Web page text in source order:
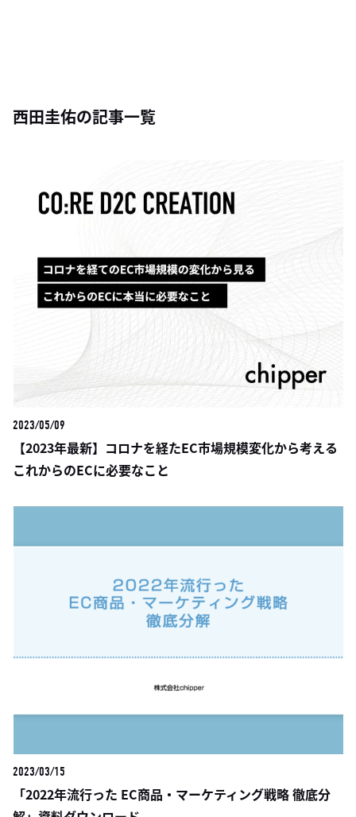
西田圭佑の記事一覧
2023/05/09
【2023年最新】コロナを経たEC市場規模変化から考える
これからのECに必要なこと
2023/03/15
「2022年流行った EC商品・マーケティング戦略 徹底分